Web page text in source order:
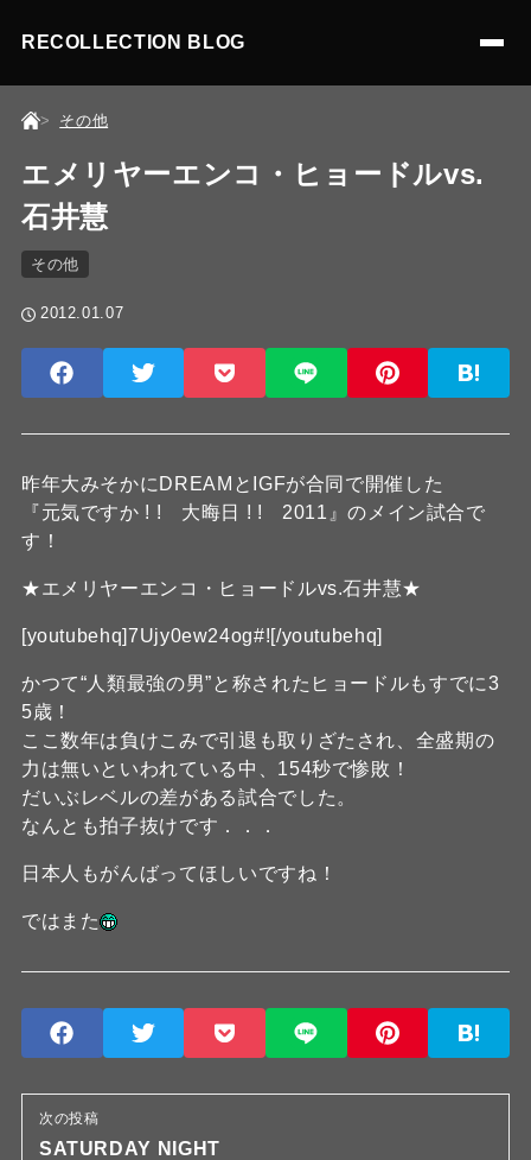
RECOLLECTION BLOG
その他
エメリヤーエンコ・ヒョードルvs.
石井慧
その他
2012.01.07
昨年大みそかにDREAMとIGFが合同で開催した
『元気ですか ! ! 大晦日 ! ! 2011』のメイン試合で
す！
★エメリヤーエンコ・ヒョードルvs.石井慧★
[youtubehq]7Ujy0ew24og#![/youtubehq]
かつて“人類最強の男”と称されたヒョードルもすでに3
5歳！
ここ数年は負けこみで引退も取りざたされ、全盛期の
力は無いといわれている中、154秒で惨敗！
だいぶレベルの差がある試合でした。
なんとも拍子抜けです．．．
日本人もがんばってほしいですね！
ではまた
次の投稿
SATURDAY NIGHT